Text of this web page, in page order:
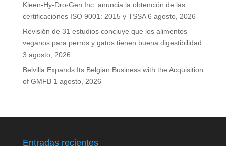
Kleen-Hy-Dro-Gen Inc. anuncia la obtención de las
certificaciones ISO 9001: 2015 y TSSA 6 agosto, 2026
Revisión de 31 estudios concluye que los alimentos
veganos para perros y gatos tienen buena digestibilidad
3 agosto, 2026
Belvilla Expands Its Belgian Business with the Acquisition
of GMFB 1 agosto, 2026
Entradas recientes